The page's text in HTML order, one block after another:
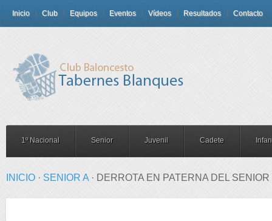
Inicio Club Equipos Eventos Vídeos Resultados Contacto
1º Nacional Senior Juvenil Cadete
INICIO · SENIOR A · DERROTA EN PATERNA DEL